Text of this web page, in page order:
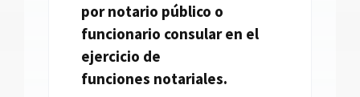
pornotario público o
funcionario consular en el
ejercicio de
funciones notariales.